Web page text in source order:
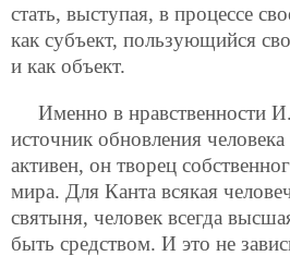
стать, выступая, в процессе
как субъект, пользующийся
и как объект.
Именно в нравственности
источник обновления
активен, он творец
мира. Для Канта всякая
святыня, человек всегда
быть средством. И это не